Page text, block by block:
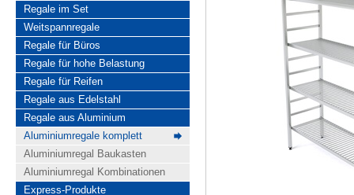
Regale im Set
Weitspannregale
Regale für Büros
Regale für hohe Belastung
Regale für Reifen
Regale aus Edelstahl
Regale aus Aluminium
Aluminiumregale komplett
Aluminiumregal Baukasten
Aluminiumregal Kombinationen
Express-Produkte